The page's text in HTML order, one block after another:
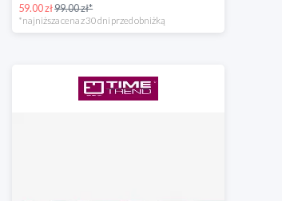
59.00 zł99.00 zł*
*najniższa cena z 30 dni przed obniżką